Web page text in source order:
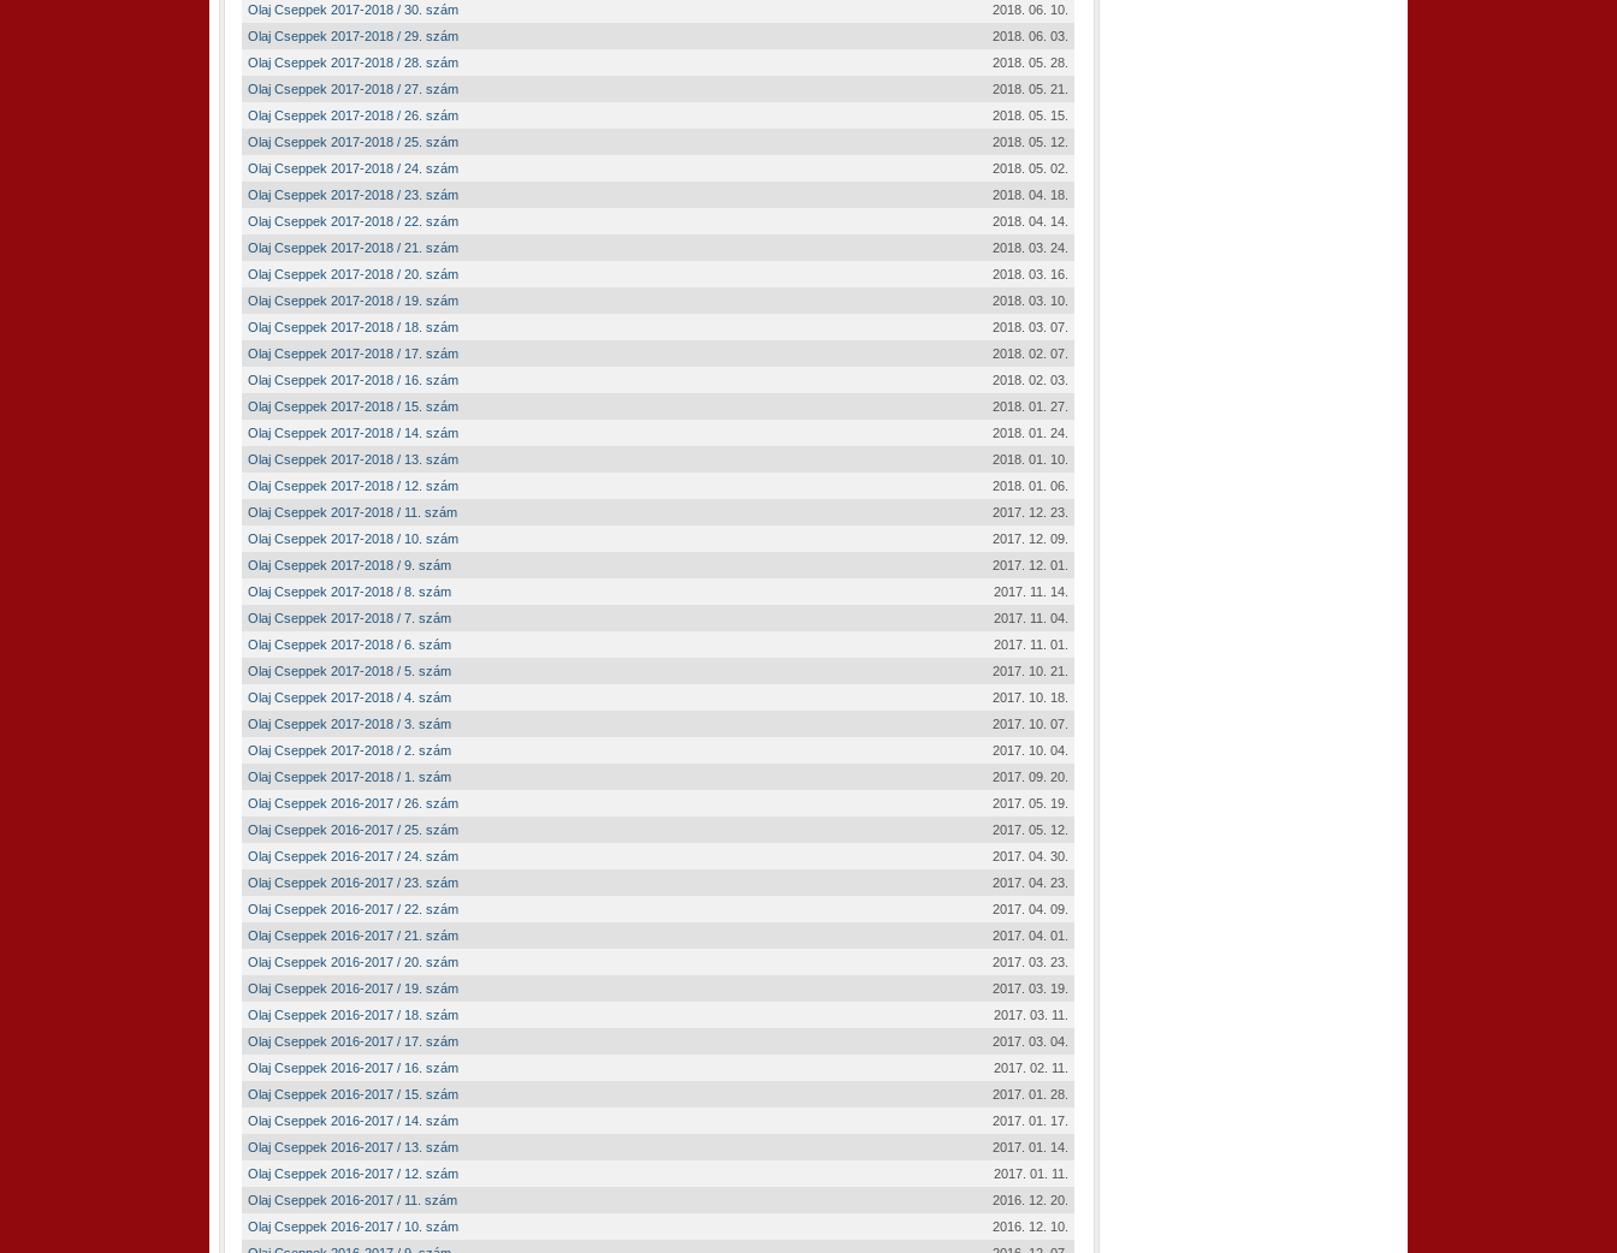
Olaj Cseppek 2017-2018 / 30. szám
2018. 06. 10.
Olaj Cseppek 2017-2018 / 29. szám
2018. 06. 03.
Olaj Cseppek 2017-2018 / 28. szám
2018. 05. 28.
Olaj Cseppek 2017-2018 / 27. szám
2018. 05. 21.
Olaj Cseppek 2017-2018 / 26. szám
2018. 05. 15.
Olaj Cseppek 2017-2018 / 25. szám
2018. 05. 12.
Olaj Cseppek 2017-2018 / 24. szám
2018. 05. 02.
Olaj Cseppek 2017-2018 / 23. szám
2018. 04. 18.
Olaj Cseppek 2017-2018 / 22. szám
2018. 04. 14.
Olaj Cseppek 2017-2018 / 21. szám
2018. 03. 24.
Olaj Cseppek 2017-2018 / 20. szám
2018. 03. 16.
Olaj Cseppek 2017-2018 / 19. szám
2018. 03. 10.
Olaj Cseppek 2017-2018 / 18. szám
2018. 03. 07.
Olaj Cseppek 2017-2018 / 17. szám
2018. 02. 07.
Olaj Cseppek 2017-2018 / 16. szám
2018. 02. 03.
Olaj Cseppek 2017-2018 / 15. szám
2018. 01. 27.
Olaj Cseppek 2017-2018 / 14. szám
2018. 01. 24.
Olaj Cseppek 2017-2018 / 13. szám
2018. 01. 10.
Olaj Cseppek 2017-2018 / 12. szám
2018. 01. 06.
Olaj Cseppek 2017-2018 / 11. szám
2017. 12. 23.
Olaj Cseppek 2017-2018 / 10. szám
2017. 12. 09.
Olaj Cseppek 2017-2018 / 9. szám
2017. 12. 01.
Olaj Cseppek 2017-2018 / 8. szám
2017. 11. 14.
Olaj Cseppek 2017-2018 / 7. szám
2017. 11. 04.
Olaj Cseppek 2017-2018 / 6. szám
2017. 11. 01.
Olaj Cseppek 2017-2018 / 5. szám
2017. 10. 21.
Olaj Cseppek 2017-2018 / 4. szám
2017. 10. 18.
Olaj Cseppek 2017-2018 / 3. szám
2017. 10. 07.
Olaj Cseppek 2017-2018 / 2. szám
2017. 10. 04.
Olaj Cseppek 2017-2018 / 1. szám
2017. 09. 20.
Olaj Cseppek 2016-2017 / 26. szám
2017. 05. 19.
Olaj Cseppek 2016-2017 / 25. szám
2017. 05. 12.
Olaj Cseppek 2016-2017 / 24. szám
2017. 04. 30.
Olaj Cseppek 2016-2017 / 23. szám
2017. 04. 23.
Olaj Cseppek 2016-2017 / 22. szám
2017. 04. 09.
Olaj Cseppek 2016-2017 / 21. szám
2017. 04. 01.
Olaj Cseppek 2016-2017 / 20. szám
2017. 03. 23.
Olaj Cseppek 2016-2017 / 19. szám
2017. 03. 19.
Olaj Cseppek 2016-2017 / 18. szám
2017. 03. 11.
Olaj Cseppek 2016-2017 / 17. szám
2017. 03. 04.
Olaj Cseppek 2016-2017 / 16. szám
2017. 02. 11.
Olaj Cseppek 2016-2017 / 15. szám
2017. 01. 28.
Olaj Cseppek 2016-2017 / 14. szám
2017. 01. 17.
Olaj Cseppek 2016-2017 / 13. szám
2017. 01. 14.
Olaj Cseppek 2016-2017 / 12. szám
2017. 01. 11.
Olaj Cseppek 2016-2017 / 11. szám
2016. 12. 20.
Olaj Cseppek 2016-2017 / 10. szám
2016. 12. 10.